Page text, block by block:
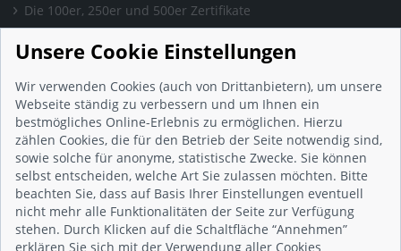
Die 100er, 250er und 500er Zertifikate
Presse & Wissen
Presse und Informationen
Blog
Häufig gestellte Fragen (FAQ)
Studie: Digitalisierungsbarometer
Initiative gegen Fake-Bewertungen
Kunden Informationen
Beratungsgespräch vereinbaren
Impressum
Datenschutz
Unsere Cookie Einstellungen
Wir verwenden Cookies (auch von Drittanbietern), um unsere
Webseite ständig zu verbessern und um Ihnen ein
bestmögliches Online-Erlebnis zu ermöglichen. Hierzu
zählen Cookies, die für den Betrieb der Seite notwendig sind,
sowie solche für anonyme, statistische Zwecke. Sie können
selbst entscheiden, welche Art Sie zulassen möchten. Bitte
beachten Sie, dass auf Basis Ihrer Einstellungen eventuell
nicht mehr alle Funktionalitäten der Seite zur Verfügung
stehen. Durch Klicken auf die Schaltfläche “Annehmen”
erklären Sie sich mit der Verwendung aller Cookies